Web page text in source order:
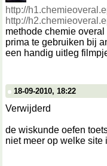
http://
http://
methode chemie
prima te gebruiken bij
een handig uitleg
18-09-2010, 18:22
Verwijderd
de wiskunde oefen
niet meer op welke site